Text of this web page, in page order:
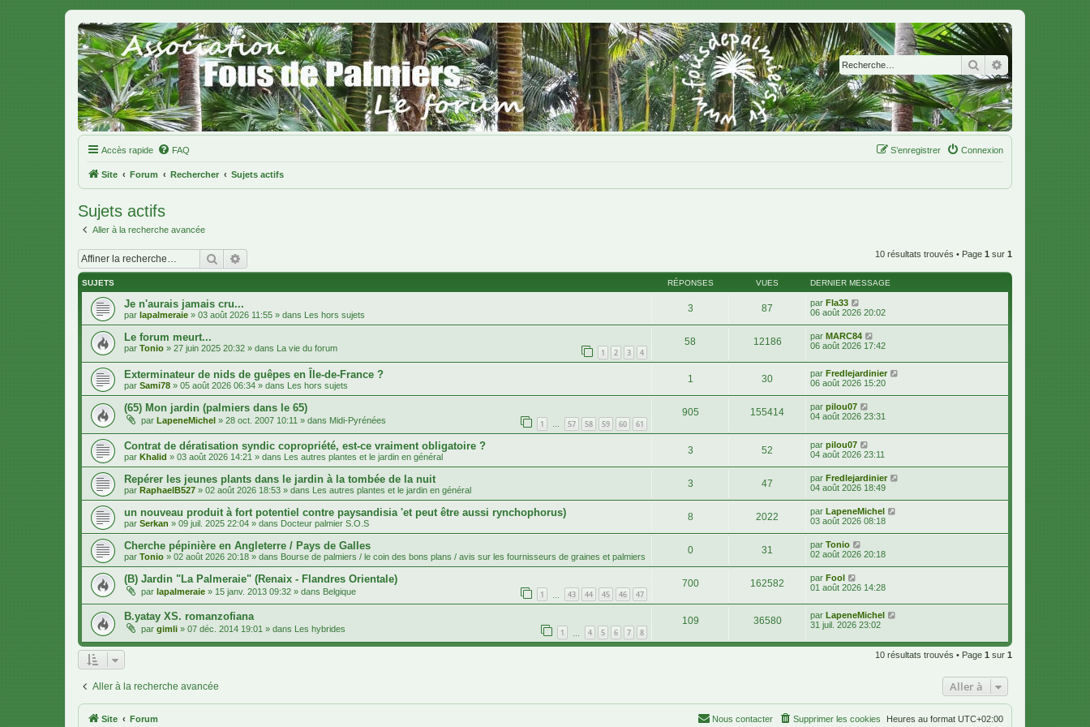
Rechercher
Accès rapide FAQ Connexion
S’enregistrer
Site Forum Rechercher Sujets actifs
Sujets actifs
Aller à la recherche avancée
Rechercher 10 résultats trouvés • Page 1 sur 1
SUJETS RÉPONSES VUES DERNIER MESSAGE
Je n'aurais jamais cru...
par lapalmeraie » 03 août 2026 11:55 » dans Les hors sujets
3 87 par Fla33
06 août 2026 20:02
Le forum meurt...
par Tonio » 27 juin 2025 20:32 » dans La vie du forum 1 2 3 4
58 12186 par MARC84
06 août 2026 17:42
Exterminateur de nids de guêpes en Île-de-France ?
par Sami78 » 05 août 2026 06:34 » dans Les hors sujets
1 30 par Fredlejardinier
06 août 2026 15:20
(65) Mon jardin (palmiers dans le 65)
par LapeneMichel » 28 oct. 2007 10:11 » dans Midi-Pyrénées 1 … 57 58 59 60 61
905 155414 par pilou07
04 août 2026 23:31
Contrat de dératisation syndic copropriété, est-ce vraiment obligatoire ?
par Khalid » 03 août 2026 14:21 » dans Les autres plantes et le jardin en général
3 52 par pilou07
04 août 2026 23:11
Repérer les jeunes plants dans le jardin à la tombée de la nuit
par RaphaelB527 » 02 août 2026 18:53 » dans Les autres plantes et le jardin en général
3 47 par Fredlejardinier
04 août 2026 18:49
un nouveau produit à fort potentiel contre paysandisia 'et peut être aussi rynchophorus)
par Serkan » 09 juil. 2025 22:04 » dans Docteur palmier S.O.S
8 2022 par LapeneMichel
03 août 2026 08:18
Cherche pépinière en Angleterre / Pays de Galles
par Tonio » 02 août 2026 20:18 » dans Bourse de palmiers / le coin des bons plans / avis sur les fournisseurs de graines et palmiers
0 31 par Tonio
02 août 2026 20:18
(B) Jardin "La Palmeraie" (Renaix - Flandres Orientale)
par lapalmeraie » 15 janv. 2013 09:32 » dans Belgique 1 43 44 45 46 47
700 162582 par Fool
01 août 2026 14:28
B.yatay XS. romanzofiana
par gimli » 07 déc. 2014 19:01 » dans Les hybrides 1 4 5 6 7 8
109 36580 par LapeneMichel
31 juil. 2026 23:02
10 résultats trouvés • Page 1 sur 1
Aller à la recherche avancée Aller à
Site Forum Heures au format UTC+02:00
Supprimer les cookies
Nous contacter